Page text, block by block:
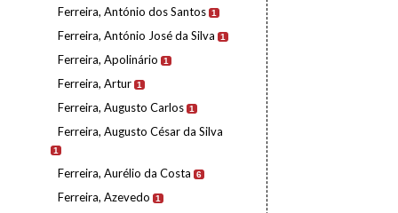
Ferreira, António dos Santos 1
Ferreira, António José da Silva 1
Ferreira, Apolinário 1
Ferreira, Artur 1
Ferreira, Augusto Carlos 1
Ferreira, Augusto César da Silva
1
Ferreira, Aurélio da Costa 6
Ferreira, Azevedo 1